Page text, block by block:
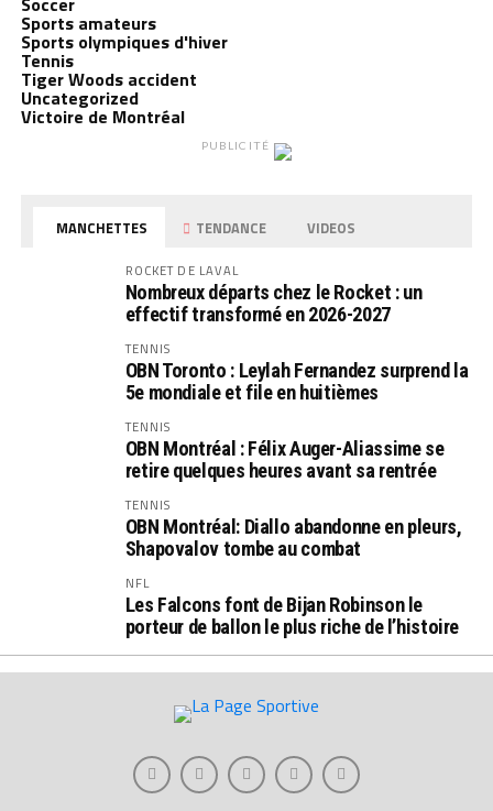
Sports amateurs
Sports olympiques d'hiver
Tennis
Tiger Woods accident
Uncategorized
Victoire de Montréal
PUBLICITÉ
MANCHETTES TENDANCE VIDEOS
ROCKET DE LAVAL
Nombreux départs chez le Rocket : un
effectif transformé en 2026-2027
TENNIS
OBN Toronto : Leylah Fernandez surprend la
5e mondiale et file en huitièmes
TENNIS
OBN Montréal : Félix Auger-Aliassime se
retire quelques heures avant sa rentrée
TENNIS
OBN Montréal: Diallo abandonne en pleurs,
Shapovalov tombe au combat
NFL
Les Falcons font de Bijan Robinson le
porteur de ballon le plus riche de l’histoire